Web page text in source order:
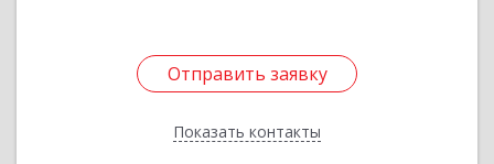
Отправить заявку
Показать контакты
Отправить заявку
Назад